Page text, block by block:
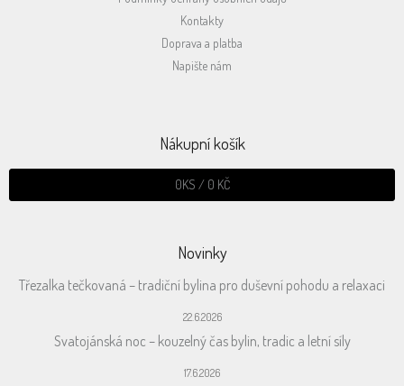
Kontakty
Doprava a platba
Napište nám
Nákupní košík
0KS / 0 KČ
Novinky
Třezalka tečkovaná – tradiční bylina pro duševní pohodu a relaxaci
22.6.2026
Svatojánská noc – kouzelný čas bylin, tradic a letní síly
17.6.2026